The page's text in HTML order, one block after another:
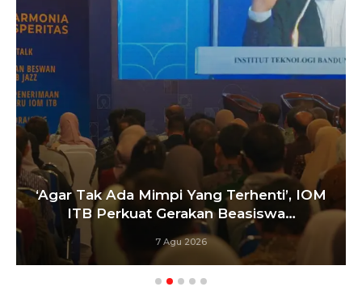
‘Agar Tak Ada Mimpi Yang Terhenti’, IOM
ITB Perkuat Gerakan Beasiswa…
7 Agu 2026